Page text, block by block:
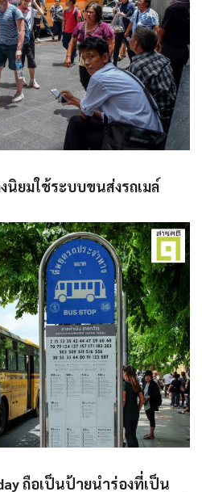
ยมใช้ระบบขนส่งรถเมล์
ถือเป็นป้ายนำร่องที่เป็น